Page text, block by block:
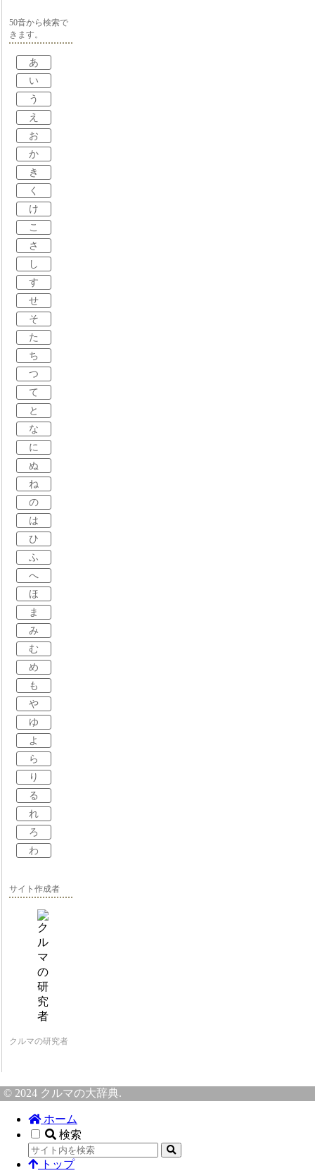
50音から検索で
きます。
あ
い
う
え
お
か
き
く
け
こ
さ
し
す
せ
そ
た
ち
つ
て
と
な
に
ぬ
ね
の
は
ひ
ふ
へ
ほ
ま
み
む
め
も
や
ゆ
よ
ら
り
る
れ
ろ
わ
サイト作成者
クルマの研究者
© 2024 クルマの大辞典.
ホーム
検索
トップ